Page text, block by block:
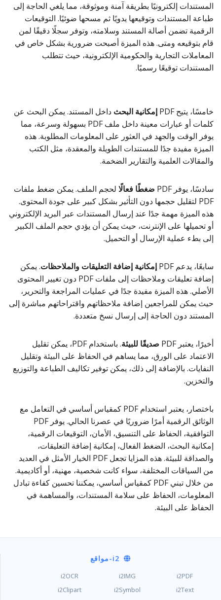
المستندات إلكترونيًا بطريقة آمنة وموثوقة، مما يلغي الحاجة إلى
طباعة المستندات وتوقيعها يدويًا ثم مسحها ضوئيًا. التوقيعات
الرقمية تضمن أصالة المستند وسلامته، وتوفر سجلًا دقيقًا لمن
قام بتوقيعه ومتى. هذه الميزة أصبحت ضرورية بشكل خاص في
المعاملات التجارية والحكومية الإلكترونية، حيث تتطلب
المستندات توقيعًا رسميًا.
خامسًا، يتيح PDF إمكانية البحث داخل المستند. يمكن البحث عن
كلمات أو عبارات معينة داخل ملف PDF بسهولة وسرعة، مما
يوفر الوقت والجهد في العثور على المعلومات المطلوبة. هذه
الميزة مفيدة جدًا للمستندات الطويلة والمعقدة، مثل الكتب
والمقالات العلمية والتقارير الضخمة.
سادسًا، يوفر PDF ضغطًا فعالًا لحجم الملف. يمكن ضغط ملفات
PDF لتقليل حجمها دون التأثير بشكل كبير على جودة المحتوى.
هذه الميزة مهمة جدًا عند إرسال المستندات عبر البريد الإلكتروني
أو تحميلها على الإنترنت، حيث يمكن أن يؤدي حجم الملف الكبير
إلى بطء عملية الإرسال أو التحميل.
سابعًا، يدعم PDF إمكانية إضافة التعليقات والملاحظات. يمكن
إضافة تعليقات وملاحظات إلى ملفات PDF دون تغيير المحتوى
الأصلي. هذه الميزة مفيدة جدًا في عمليات المراجعة والتحرير،
حيث يمكن للمراجعين إضافة ملاحظاتهم واقتراحاتهم مباشرة إلى
المستند دون الحاجة إلى إرسال نسخ متعددة.
أخيرًا، يعتبر PDF صديقًا للبيئة
. باستخدام PDF، يمكن تقليل
الاعتماد على الورق، مما يساهم في الحفاظ على البيئة وتقليل
النفايات. بالإضافة إلى ذلك، يمكن توفير تكاليف الطباعة والتوزيع
والتخزين.
باختصار، يعتبر استخدام PDF كمقياس أساسي في التعامل مع
الوثائق الرقمية أمرًا ضروريًا في عصرنا الحالي. يوفر PDF
التوافقية، الحفاظ على التنسيق، الأمان، التوقيعات الرقمية،
إمكانية البحث، الضغط الفعال، إمكانية إضافة التعليقات،
والصداقة للبيئة. هذه المزايا تجعل PDF الخيار الأمثل في العديد
من السياقات المختلفة، سواء كانت شخصية، مهنية، أو أكاديمية.
من خلال تبني PDF كمقياس أساسي، يمكننا تحسين كفاءة تبادل
المعلومات، الحفاظ على سلامة المستندات، والمساهمة في
الحفاظ على البيئة.
i2-مواقع
i2PDF
i2IMG
i2OCR
i2Text
i2Symbol
i2Clipart